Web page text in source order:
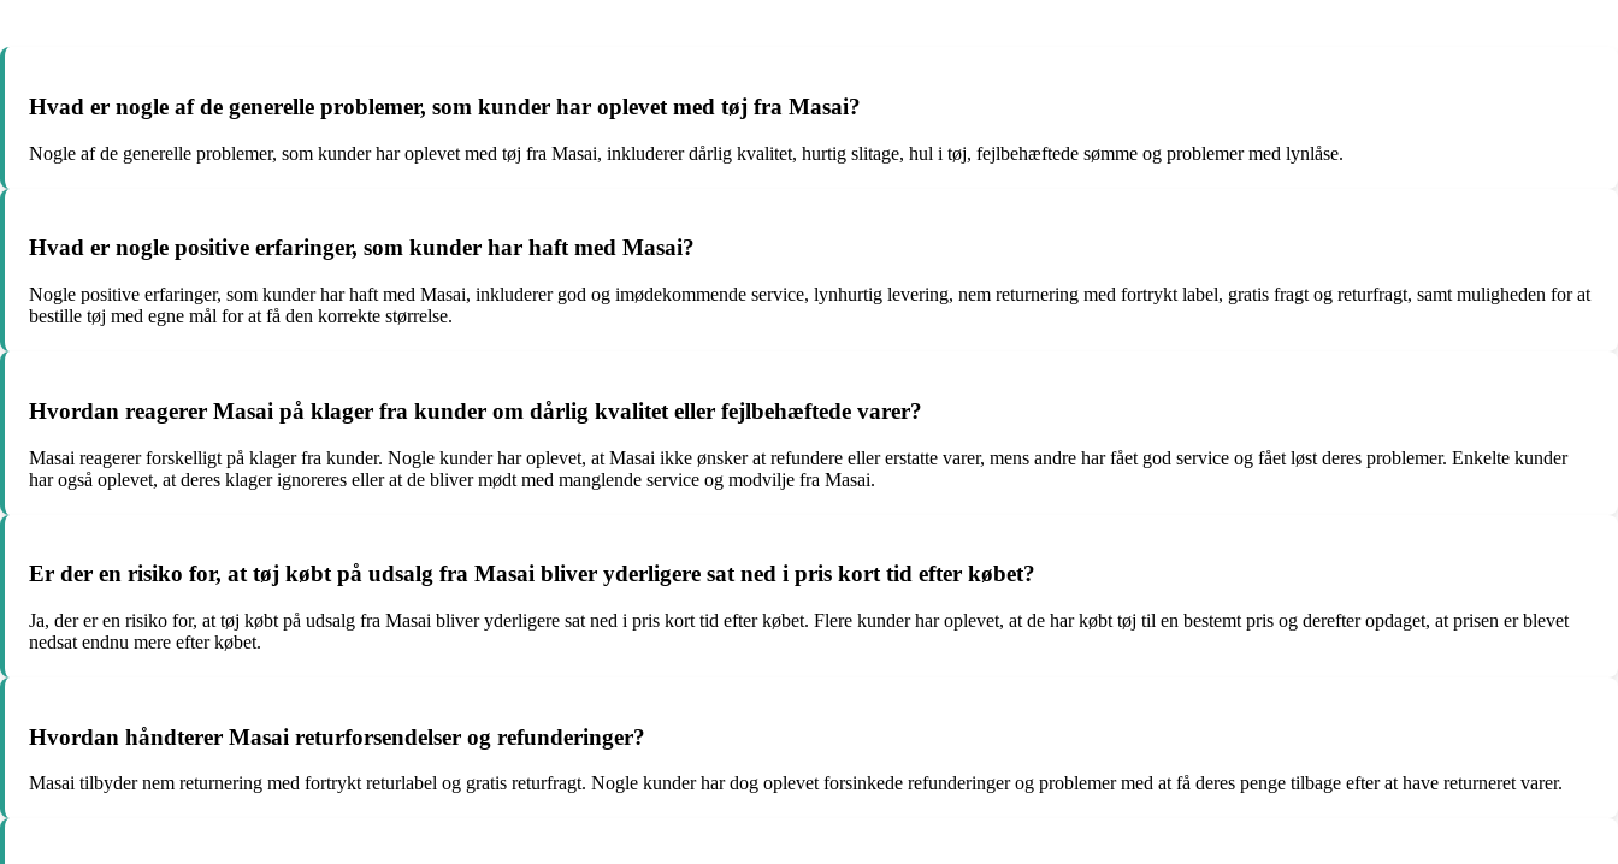
Hvad er nogle af de generelle problemer, som kunder har oplevet med tøj fra Masai?
Nogle af de generelle problemer, som kunder har oplevet med tøj fra Masai, inkluderer dårlig kvalitet, hurtig slitage, hul i tøj, fejlbehæftede sømme og problemer med lynlåse.
Hvad er nogle positive erfaringer, som kunder har haft med Masai?
Nogle positive erfaringer, som kunder har haft med Masai, inkluderer god og imødekommende service, lynhurtig levering, nem returnering med fortrykt label, gratis fragt og returfragt, samt muligheden for at
bestille tøj med egne mål for at få den korrekte størrelse.
Hvordan reagerer Masai på klager fra kunder om dårlig kvalitet eller fejlbehæftede varer?
Masai reagerer forskelligt på klager fra kunder. Nogle kunder har oplevet, at Masai ikke ønsker at refundere eller erstatte varer, mens andre har fået god service og fået løst deres problemer. Enkelte kunder
har også oplevet, at deres klager ignoreres eller at de bliver mødt med manglende service og modvilje fra Masai.
Er der en risiko for, at tøj købt på udsalg fra Masai bliver yderligere sat ned i pris kort tid efter købet?
Ja, der er en risiko for, at tøj købt på udsalg fra Masai bliver yderligere sat ned i pris kort tid efter købet. Flere kunder har oplevet, at de har købt tøj til en bestemt pris og derefter opdaget, at prisen er blevet
nedsat endnu mere efter købet.
Hvordan håndterer Masai returforsendelser og refunderinger?
Masai tilbyder nem returnering med fortrykt returlabel og gratis returfragt. Nogle kunder har dog oplevet forsinkede refunderinger og problemer med at få deres penge tilbage efter at have returneret varer.